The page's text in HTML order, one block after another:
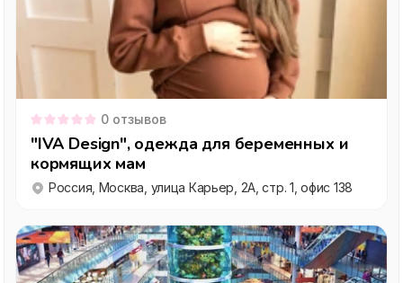
0 отзывов
"IVA Design", одежда для беременных и
кормящих мам
Россия, Москва, улица Карьер, 2А, стр. 1, офис 138